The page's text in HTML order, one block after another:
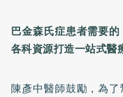
巴金森氏症患者需要
各科資源打造一站式醫
陳彥中醫師鼓勵，為